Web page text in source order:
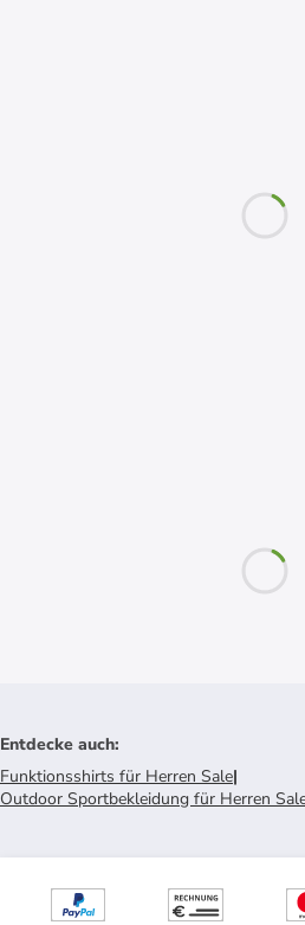
Entdecke auch:
Funktionsshirts für Herren Sale|
Outdoor Sportbekleidung für Herren